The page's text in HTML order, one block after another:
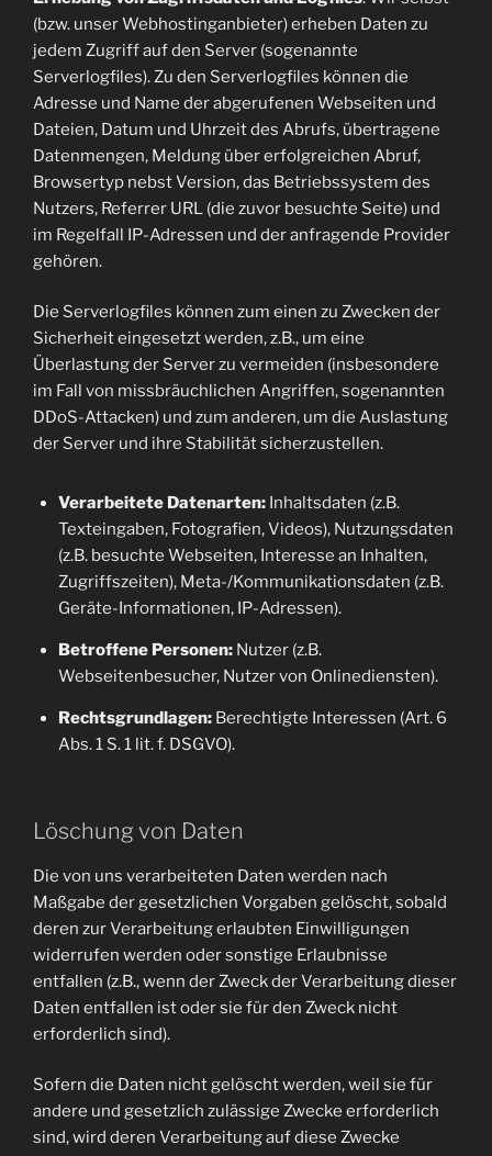
(bzw. unser Webhostinganbieter) erheben Daten zu
jedem Zugriff auf den Server (sogenannte
Serverlogfiles). Zu den Serverlogfiles können die
Adresse und Name der abgerufenen Webseiten und
Dateien, Datum und Uhrzeit des Abrufs, übertragene
Datenmengen, Meldung über erfolgreichen Abruf,
Browsertyp nebst Version, das Betriebssystem des
Nutzers, Referrer URL (die zuvor besuchte Seite) und
im Regelfall IP-Adressen und der anfragende Provider
gehören.
Die Serverlogfiles können zum einen zu Zwecken der
Sicherheit eingesetzt werden, z.B., um eine
Überlastung der Server zu vermeiden (insbesondere
im Fall von missbräuchlichen Angriffen, sogenannten
DDoS-Attacken) und zum anderen, um die Auslastung
der Server und ihre Stabilität sicherzustellen.
Verarbeitete Datenarten:Inhaltsdaten (z.B.
Texteingaben, Fotografien, Videos), Nutzungsdaten
(z.B. besuchte Webseiten, Interesse an Inhalten,
Zugriffszeiten), Meta-/Kommunikationsdaten (z.B.
Geräte-Informationen, IP-Adressen).
Betroffene Personen:Nutzer (z.B.
Webseitenbesucher, Nutzer von Onlinediensten).
Rechtsgrundlagen:Berechtigte Interessen (Art. 6
Abs. 1 S. 1 lit. f. DSGVO).
Löschung von Daten
Die von uns verarbeiteten Daten werden nach
Maßgabe der gesetzlichen Vorgaben gelöscht, sobald
deren zur Verarbeitung erlaubten Einwilligungen
widerrufen werden oder sonstige Erlaubnisse
entfallen (z.B., wenn der Zweck der Verarbeitung dieser
Daten entfallen ist oder sie für den Zweck nicht
erforderlich sind).
Sofern die Daten nicht gelöscht werden, weil sie für
andere und gesetzlich zulässige Zwecke erforderlich
sind, wird deren Verarbeitung auf diese Zwecke